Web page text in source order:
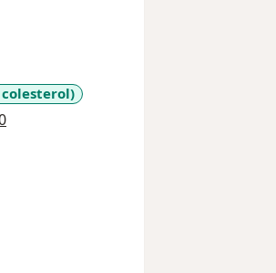
a11y_sr_more_diseases